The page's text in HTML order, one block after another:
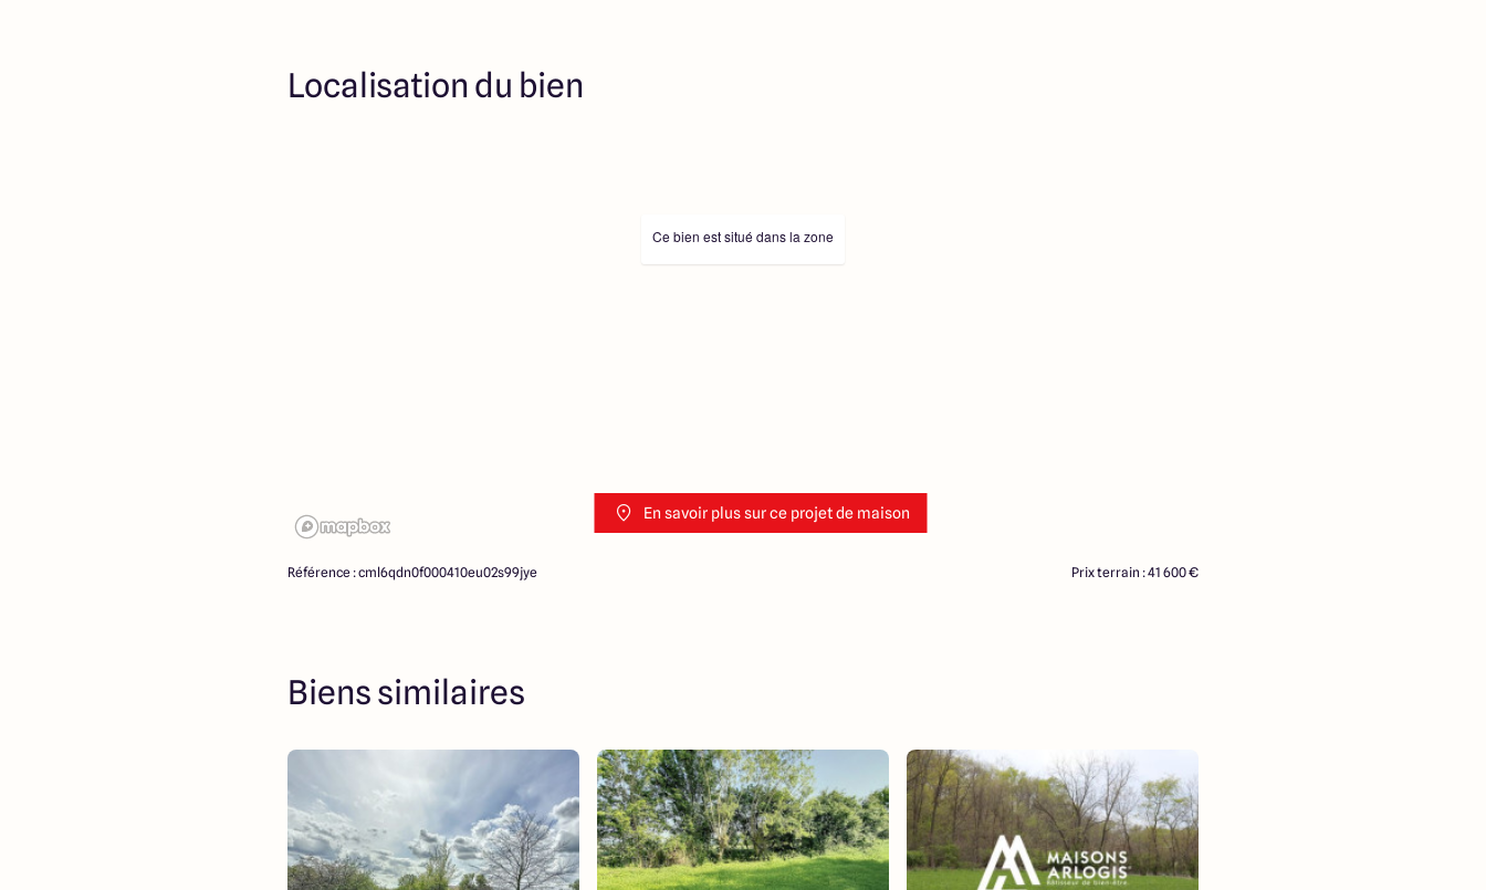
Localisation du bien
En savoir plus sur ce projet de maison
Ce bien est situé dans la zone
Référence : cml6qdn0f000410eu02s99jye Prix terrain : 41 600 €
Biens similaires